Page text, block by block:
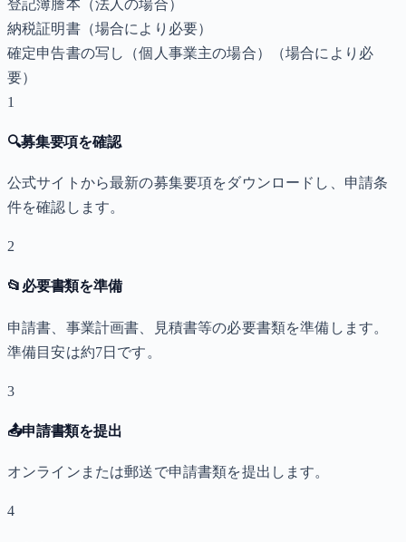
登記簿謄本（法人の場合）
納税証明書（場合により必要）
確定申告書の写し（個人事業主の場合）
（場合により必
要）
1
🔍募集要項を確認
公式サイトから最新の募集要項をダウンロードし、申請条
件を確認します。
2
📂 必要書類を準備
申請書、事業計画書、見積書等の必要書類を準備します。
準備目安は約7日です。
3
📤申請書類を提出
オンラインまたは郵送で申請書類を提出します。
4